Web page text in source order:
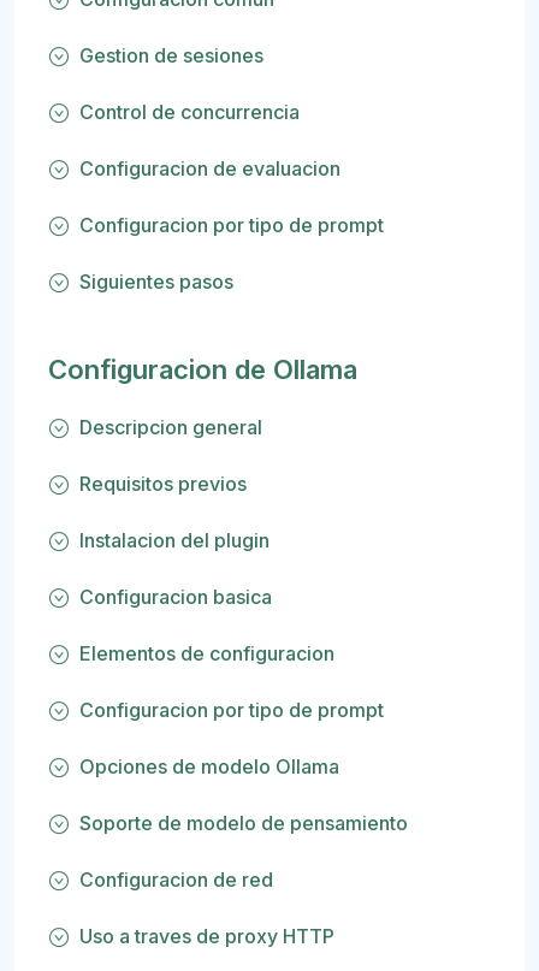
Gestion de sesiones
Control de concurrencia
Configuracion de evaluacion
Configuracion por tipo de prompt
Siguientes pasos
Configuracion de Ollama
Descripcion general
Requisitos previos
Instalacion del plugin
Configuracion basica
Elementos de configuracion
Configuracion por tipo de prompt
Opciones de modelo Ollama
Soporte de modelo de pensamiento
Configuracion de red
Uso a traves de proxy HTTP